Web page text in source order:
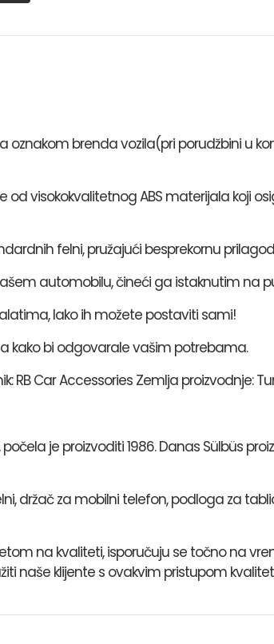
oznakom brenda vozila(pri porudžbini u
od visokokvalitetnog ABS materijala koji
felni, pružajući besprekornu
automobilu, čineći ga istaknutim na
lako ih možete postaviti sami!
kako bi odgovarale vašim potrebama.
Car Accessories Zemlja proizvodnje:
je proizvoditi 1986. Danas Sülbüs
držač za mobilni telefon, podloga za
na kvaliteti, isporučuju se točno na
naše klijente s ovakvim pristupom